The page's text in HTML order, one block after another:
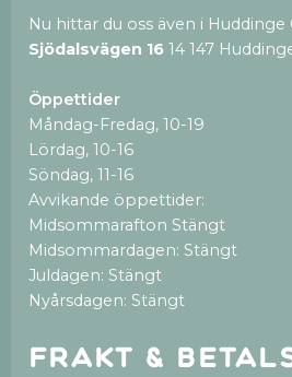
Nu hittar du oss även i
Sjödalsvägen 16 14 147
Öppettider
Måndag-Fredag, 10-19
Lördag, 10-16
Söndag, 11-16
Avvikande öppettider:
Midsommarafton Stängt
Midsommardagen: Stängt
Juldagen: Stängt
Nyårsdagen: Stängt
Frakt &